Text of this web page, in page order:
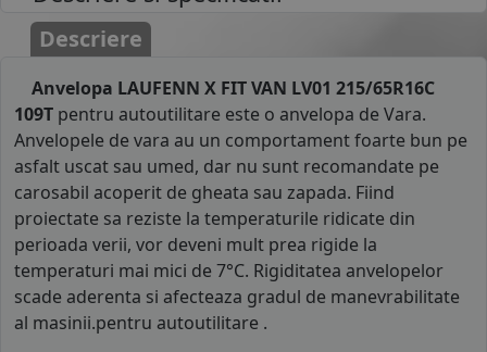
Descriere
Anvelopa LAUFENN X FIT VAN LV01 215/65R16C
109T pentru autoutilitare este o anvelopa de Vara.
Anvelopele de vara au un comportament foarte bun pe
asfalt uscat sau umed, dar nu sunt recomandate pe
carosabil acoperit de gheata sau zapada. Fiind
proiectate sa reziste la temperaturile ridicate din
perioada verii, vor deveni mult prea rigide la
temperaturi mai mici de 7°C. Rigiditatea anvelopelor
scade aderenta si afecteaza gradul de manevrabilitate
al masinii.pentru autoutilitare .